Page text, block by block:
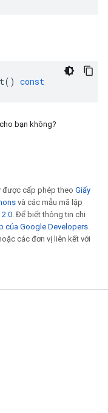
() const
bạn không?
được cấp phép theo Giấy
và các mẫu mã lập
. Để biết thông tin chi
của Google Developers.
các đơn vị liên kết với